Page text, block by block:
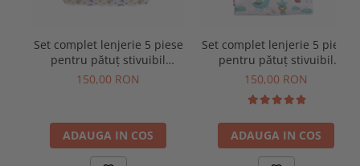
Set complet lenjerie 5 piese
pentru pătuț stivuibil
grădiniță, model fluturași
150,00 RON
ADAUGA IN COS
Set complet lenjerie 5 piese
pentru pătuț stivuibil
grădiniță, model ursuleți în
150,00 RON
ADAUGA IN COS